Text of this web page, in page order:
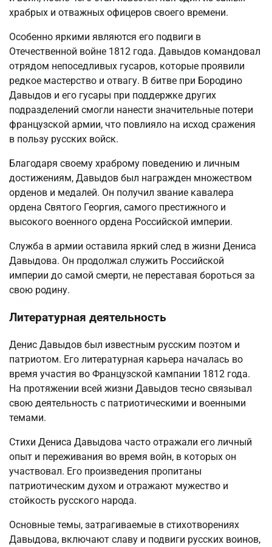
храбрых и отважных офицеров своего времени.
Особенно яркими являются его подвиги в
Отечественной войне 1812 года. Давыдов командовал
отрядом непоседливых гусаров, которые проявили
редкое мастерство и отвагу. В битве при Бородино
Давыдов и его гусары при поддержке других
подразделений смогли нанести значительные потери
французской армии, что повлияло на исход сражения
в пользу русских войск.
Благодаря своему храброму поведению и личным
достижениям, Давыдов был награжден множеством
орденов и медалей. Он получил звание кавалера
ордена Святого Георгия, самого престижного и
высокого военного ордена Российской империи.
Служба в армии оставила яркий след в жизни Дениса
Давыдова. Он продолжал служить Российской
империи до самой смерти, не переставая бороться за
свою родину.
Литературная деятельность
Денис Давыдов был известным русским поэтом и
патриотом. Его литературная карьера началась во
время участия во Французской кампании 1812 года.
На протяжении всей жизни Давыдов тесно связывал
свою деятельность с патриотическими и военными
темами.
Стихи Дениса Давыдова часто отражали его личный
опыт и переживания во время войн, в которых он
участвовал. Его произведения пропитаны
патриотическим духом и отражают мужество и
стойкость русского народа.
Основные темы, затрагиваемые в стихотворениях
Давыдова, включают славу и подвиги русских воинов,